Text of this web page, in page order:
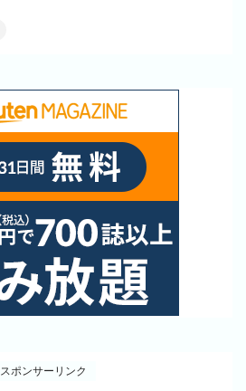
スポンサーリンク